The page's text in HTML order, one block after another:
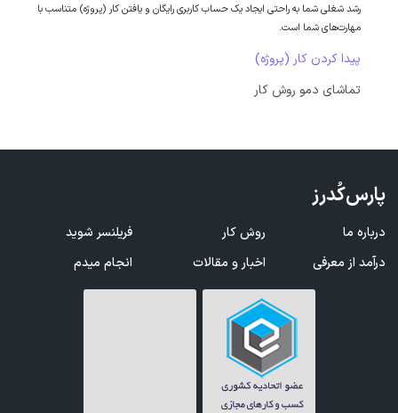
رشد شغلی شما به راحتی ایجاد یک حساب کاربری رایگان و یافتن کار (پروژه) متناسب با
مهارت‌های شما است.
پیدا کردن کار (پروژه)
تماشای دمو روش کار
پارس‌کُدرز
درباره ما روش کار
فریلنسر شوید
درآمد از معرفی
اخبار و مقالات انجام میدم